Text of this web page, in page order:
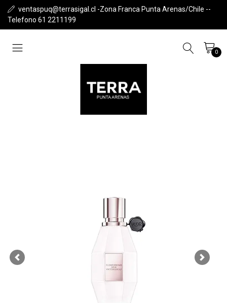
ventaspuq@terrasigal.cl -Zona Franca Punta Arenas/Chile --
Telefono 61 2211199
0
Previous Next